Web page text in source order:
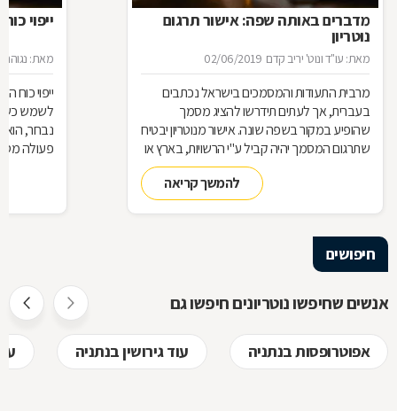
מדברים באותה שפה: אישור תרגום
נוטריון
מאת: עו"ד ונוט' יריב קדם 02/06/2019
מרבית התעודות והמסמכים בישראל נכתבים
בעברית, אך לעתים תידרשו להציג מסמך
שהופיע במקור בשפה שונה. אישור מנוטריון יבטיח
שתרגום המסמך יהיה קביל ע"י הרשויות, בארץ או
להמשך קריאה
ייפוי
מאת: נגוהה
ייפוי
לשמש
נבחר, הוא
פעולה
חוזר,
לקבל,
בשמכם
חיפושים
אנשים שחיפשו נוטריונים חיפשו גם
אפוטרופסות בנתניה עוד גירושין בנתניה